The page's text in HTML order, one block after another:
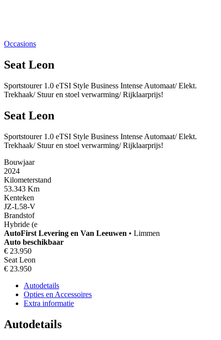
Occasions
Seat Leon
Sportstourer 1.0 eTSI Style Business Intense Automaat/ Elekt.
Trekhaak/ Stuur en stoel verwarming/ Rijklaarprijs!
Seat Leon
Sportstourer 1.0 eTSI Style Business Intense Automaat/ Elekt.
Trekhaak/ Stuur en stoel verwarming/ Rijklaarprijs!
Bouwjaar
2024
Kilometerstand
53.343 Km
Kenteken
JZ-L58-V
Brandstof
Hybride (e
AutoFirst Levering en Van Leeuwen • Limmen
Auto beschikbaar
€ 23.950
Seat Leon
€ 23.950
Autodetails
Opties en Accessoires
Extra informatie
Autodetails